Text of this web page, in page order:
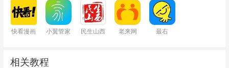
快看漫画 小翼管家 民生山西 老来网 最右
相关教程